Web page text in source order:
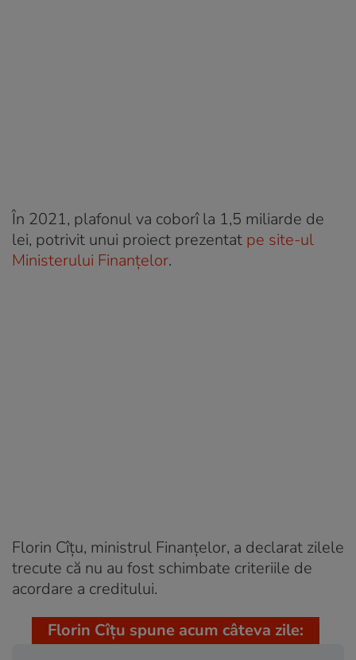
În 2021, plafonul va coborî la 1,5 miliarde de
lei, potrivit unui proiect prezentat pe site-ul
Ministerului Finanțelor.
Florin Cîțu, ministrul Finanțelor, a declarat zilele
trecute că nu au fost schimbate criteriile de
acordare a creditului.
Florin Cîțu spune acum câteva zile: